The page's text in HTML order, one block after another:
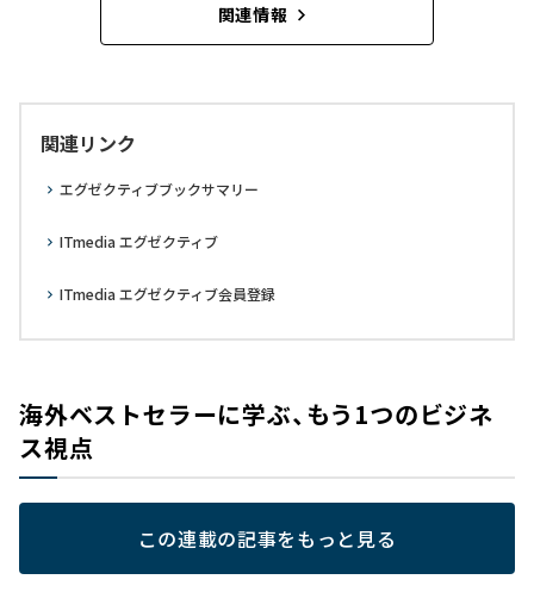
関連情報
関連リンク
エグゼクティブブックサマリー
ITmedia エグゼクティブ
ITmedia エグゼクティブ会員登録
海外ベストセラーに学ぶ、もう1つのビジネ
ス視点
この連載の記事をもっと見る